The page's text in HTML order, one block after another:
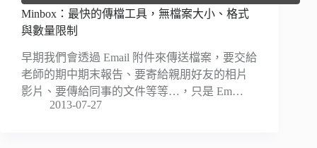
Minbox：最快的傳檔工具，無檔案大小、格式
與數量限制
早期我們會透過 Email 附件來傳送檔案，要交給
老師的期中期末報告、要寄給親朋好友的相片
影片、要傳給同事的文件等等…，只是 Em…
2013-07-27